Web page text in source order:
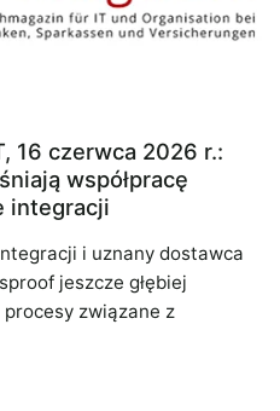
16 czerwca 2026 r.:
współpracę
integracji
i uznany dostawca
jeszcze głębiej
związane z